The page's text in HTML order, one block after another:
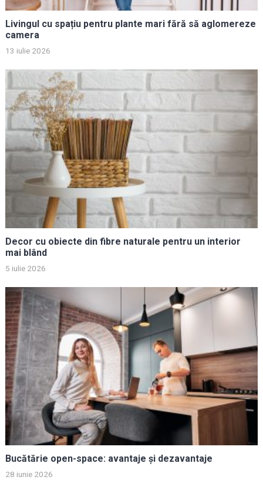
Livingul cu spațiu pentru plante mari fără să aglomereze
camera
13 iulie 2026
Decor cu obiecte din fibre naturale pentru un interior
mai blând
5 iulie 2026
Bucătărie open-space: avantaje și dezavantaje
28 iunie 2026